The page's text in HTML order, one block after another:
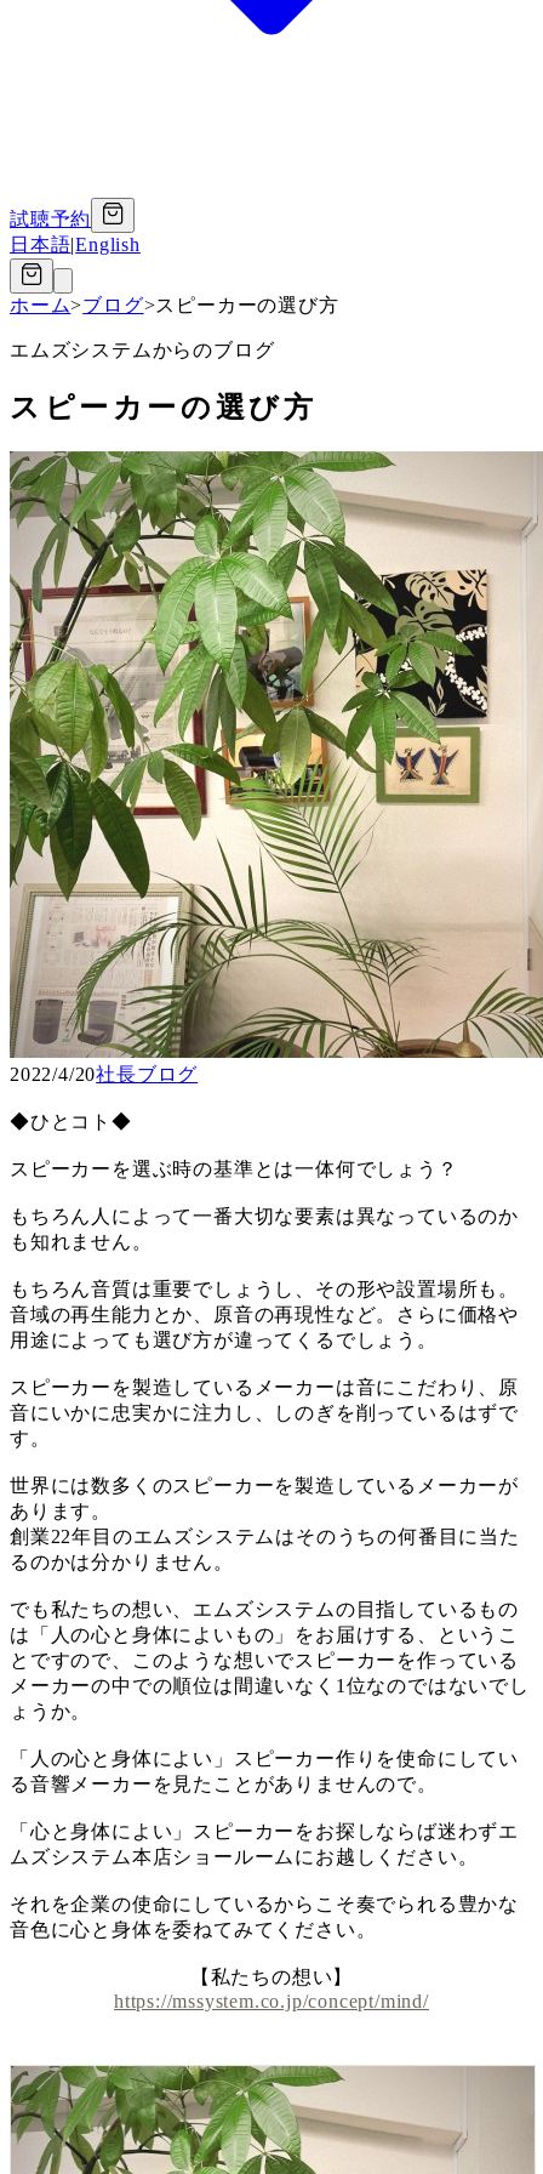
試聴予約
日本語|English
ホーム>ブログ>スピーカーの選び方
エムズシステムからのブログ
スピーカーの選び方
2022/4/20社長ブログ
◆ひとコト◆
スピーカーを選ぶ時の基準とは一体何でしょう？
もちろん人によって一番大切な要素は異なっているのか
も知れません。
もちろん音質は重要でしょうし、その形や設置場所も。
音域の再生能力とか、原音の再現性など。さらに価格や
用途によっても選び方が違ってくるでしょう。
スピーカーを製造しているメーカーは音にこだわり、原
音にいかに忠実かに注力し、しのぎを削っているはずで
す。
世界には数多くのスピーカーを製造しているメーカーが
あります。
創業22年目のエムズシステムはそのうちの何番目に当た
るのかは分かりません。
でも私たちの想い、エムズシステムの目指しているもの
は「人の心と身体によいもの」をお届けする、というこ
とですので、このような想いでスピーカーを作っている
メーカーの中での順位は間違いなく1位なのではないでし
ょうか。
「人の心と身体によい」スピーカー作りを使命にしてい
る音響メーカーを見たことがありませんので。
「心と身体によい」スピーカーをお探しならば迷わずエ
ムズシステム本店ショールームにお越しください。
それを企業の使命にしているからこそ奏でられる豊かな
音色に心と身体を委ねてみてください。
【私たちの想い】
https://mssystem.co.jp/concept/mind/